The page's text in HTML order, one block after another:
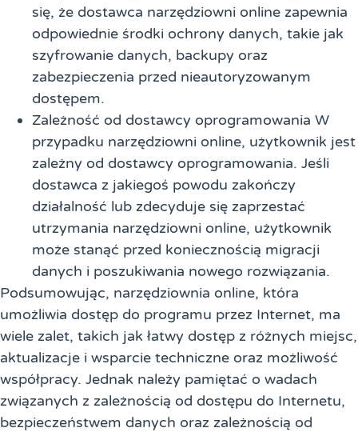
się, że dostawca narzędziowni online zapewnia
odpowiednie środki ochrony danych, takie jak
szyfrowanie danych, backupy oraz
zabezpieczenia przed nieautoryzowanym
dostępem.
Zależność od dostawcy oprogramowania W
przypadku narzędziowni online, użytkownik jest
zależny od dostawcy oprogramowania. Jeśli
dostawca z jakiegoś powodu zakończy
działalność lub zdecyduje się zaprzestać
utrzymania narzędziowni online, użytkownik
może stanąć przed koniecznością migracji
danych i poszukiwania nowego rozwiązania.
Podsumowując, narzędziownia online, która
umożliwia dostęp do programu przez Internet, ma
wiele zalet, takich jak łatwy dostęp z różnych miejsc,
aktualizacje i wsparcie techniczne oraz możliwość
współpracy. Jednak należy pamiętać o wadach
związanych z zależnością od dostępu do Internetu,
bezpieczeństwem danych oraz zależnością od